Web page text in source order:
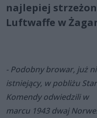
najlepiej
Luftwaffe w
- Podobny browar, już
istniejący, w pobliżu
Komendy odwiedzili w
marcu 1943 dwaj